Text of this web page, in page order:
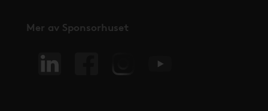
Mer av Sponsorhuset